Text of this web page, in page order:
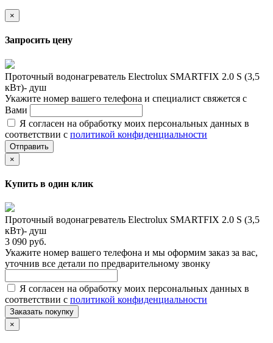
×
Запросить цену
Проточный водонагреватель Electrolux SMARTFIX 2.0 S (3,5
кВт)- душ
Укажите номер вашего телефона и специалист свяжется с
Вами
Я согласен на обработку моих персональных данных в
соответствии с политикой конфиденциальности
Отправить
×
Купить в один клик
Проточный водонагреватель Electrolux SMARTFIX 2.0 S (3,5
кВт)- душ
3 090 руб.
Укажите номер вашего телефона и мы оформим заказ за вас,
уточнив все детали по предварительному звонку
Я согласен на обработку моих персональных данных в
соответствии с политикой конфиденциальности
Заказать покупку
×